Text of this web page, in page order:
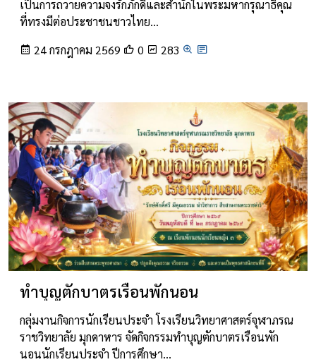
เป็นการถวายความจงรักภักดีและสำนักในพระมหากรุณาธิคุณ
ที่ทรงมีต่อประชาชนชาวไทย…
24 กรกฎาคม 2569
0 283
ทำบุญตักบาตรเรือนพักนอน
กลุ่มงานกิจการนักเรียนประจำ โรงเรียนวิทยาศาสตร์จุฬาภรณ
ราชวิทยาลัย มุกดาหาร จัดกิจกรรมทำบุญตักบาตรเรือนพัก
นอนนักเรียนประจำ ปีการศึกษา…